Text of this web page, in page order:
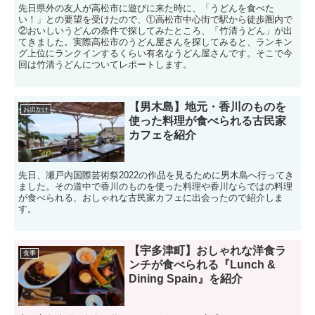
先日県外の友人が高松市に遊びに来た時に、「うどんを食べた
い！」との要望を受けたので、①高松市中心街で駅から徒歩圏内で
②おいしいうどんの条件で探してみたところ、「竹清うどん」が出
てきました。実際高松市のうどん屋さんを探してみると、ランキン
グ上位にランクインするくらい有名なうどん屋さんです。そこで今
回は竹清うどんについてレポートします。
お出かけ
【男木島】地元・香川のものを
使った料理が食べられる古民家
カフェを紹介
先日、瀬戸内国際芸術祭2022の作品を見るために男木島へ行ってき
ました。その道中で香川のものを使った料理や香川ならではの料理
が食べられる、おしゃれな古民家カフェに出会ったので紹介しま
す。
食事
【宇多津町】おしゃれな洋食ラ
ンチが食べられる『Lunch &
Dining Spain』を紹介